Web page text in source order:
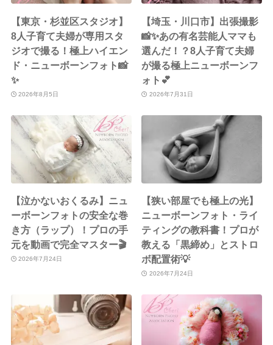
【東京・杉並区スタジオ】
8人子育て夫婦が専用スタ
ジオで撮る！極上ハイエン
ド・ニューボーンフォト📸
✨
2026年8月5日
【埼玉・川口市】出張撮影
📸✨あの有名芸能人ママも
選んだ！？8人子育て夫婦
が撮る極上ニューボーンフ
ォト💕
2026年7月31日
【泣かないおくるみ】ニュ
ーボーンフォトの安全な巻
き方（ラップ）！プロの手
元を動画で完全マスター🎬
2026年7月24日
【狭い部屋でも極上の光】
ニューボーンフォト・ライ
ティングの教科書！プロが
教える「黒締め」とストロ
ボ配置術💡
2026年7月24日